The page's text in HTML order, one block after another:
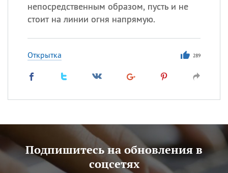
непосредственным образом, пусть и не
стоит на линии огня напрямую.
Открытка 289
Подпишитесь на обновления в
соцсетях